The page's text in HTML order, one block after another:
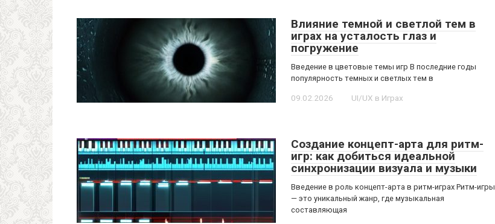
Влияние темной и светлой тем в
играх на усталость глаз и
погружение
Введение в цветовые темы игр В последние годы
популярность темных и светлых тем в
09.02.2026 UI/UX в Играх
Создание концепт-арта для ритм-
игр: как добиться идеальной
синхронизации визуала и музыки
Введение в роль концепт-арта в ритм-играх Ритм-игры
— это уникальный жанр, где музыкальная
составляющая